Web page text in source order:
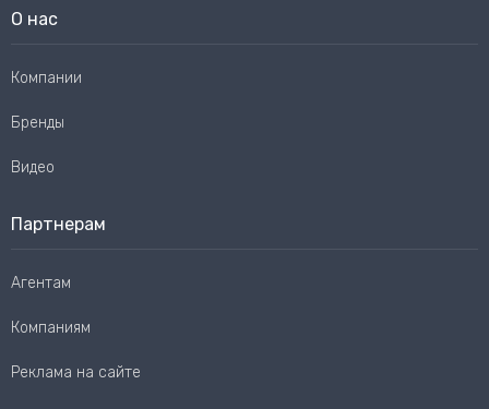
О нас
Компании
Бренды
Видео
Партнерам
Агентам
Компаниям
Реклама на сайте